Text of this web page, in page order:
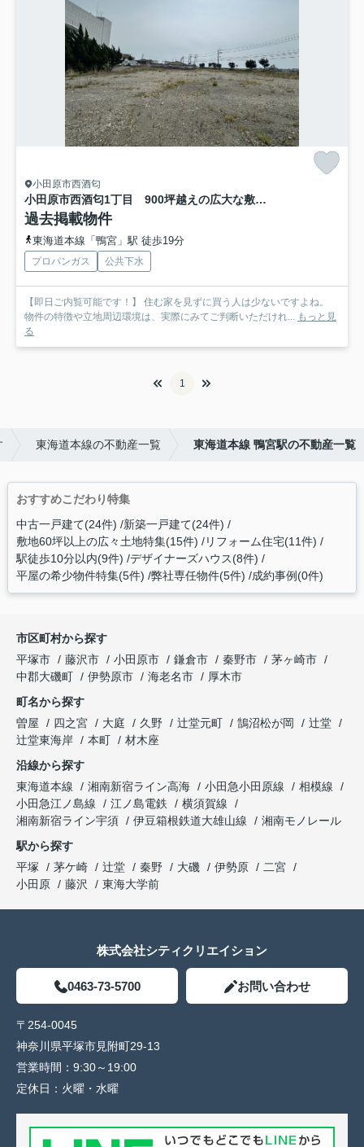
小田原市西酒匂
小田原市西酒匂1丁目 900坪越えの広大な敷地！
過去掲載物件
東海道本線「鴨宮」駅 徒歩19分
プロパンガス 公共下水
【即日ご内覧可能です！】 住む家を見ずに買う人は少ないですよね。
物件の特徴や立地周辺環境は、実際にみてご判断いただけれ... もっと見
る
1
東海道本線の不動産一覧 東海道本線 鴨宮駅の不動産一覧
おすすめこだわり特集
中古一戸建て(24件) 新築一戸建て(24件)
敷地60坪以上の広々土地特集(15件) リフォーム住宅(11件)
駅徒歩10分以内(9件) デザイナーズハウス(8件)
平屋の希少物件特集(5件) 弊社専任物件(5件) 成約事例(0件)
市区町村から探す
平塚市
藤沢市 小田原市 鎌倉市 秦野市
茅ヶ崎市
中郡大磯町
伊勢原市 海老名市
厚木市
町名から探す
曽屋
四之宮 大庭 久野 辻堂元町 鵠沼松が岡
辻堂
辻堂東海岸
本町
材木座
沿線から探す
東海道本線
湘南新宿ライン高海 小田急小田原線
相模線
小田急江ノ島線
江ノ島電鉄
横須賀線
湘南新宿ライン宇須
伊豆箱根鉄道大雄山線
湘南モノレール
駅から探す
平塚
茅ケ崎 辻堂 秦野 大磯 伊勢原
二宮
小田原
藤沢 東海大学前
株式会社シティクリエイション
0463-73-5700 お問い合わせ
〒254-0045
神奈川県平塚市見附町29-13
営業時間： 9:30～19:00
定休日： 火曜・水曜